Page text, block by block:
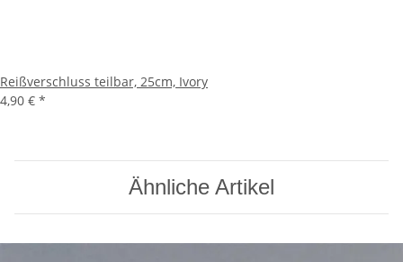
Reißverschluss teilbar, 25cm, Ivory
4,90 € *
Ähnliche Artikel